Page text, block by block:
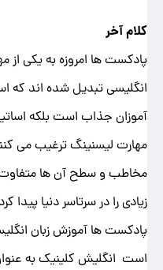
کلام آخر
پادکست ها امروزه به یکی از
انگلیسی تبدیل شده اند که
آموزان جذاب است بلکه
مهارت لیسنینگ ترغیب می
مخاطب و سطح آن ها متفاوت
زیادی را در سرتاسر دنیا
پادکست ها آموزش زبان
است انگلیش کلینیک به